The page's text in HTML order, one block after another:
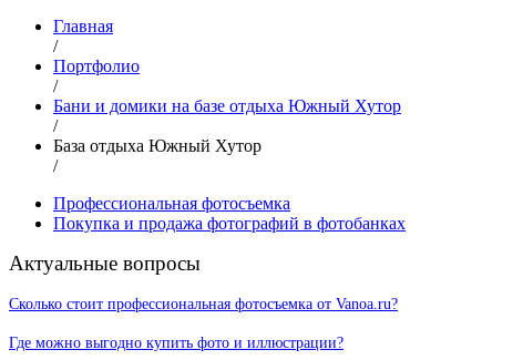
Главная
/
Портфолио
/
Бани и домики на базе отдыха Южный Хутор
/
База отдыха Южный Хутор
/
Профессиональная фотосъемка
Покупка и продажа фотографий в фотобанках
Актуальные вопросы
Сколько стоит профессиональная фотосъемка от Vanoa.ru?
Где можно выгодно купить фото и иллюстрации?